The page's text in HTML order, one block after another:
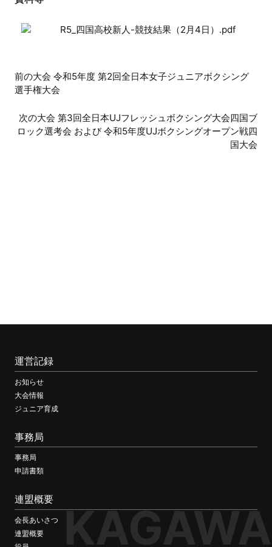
R5_四国高校新人-競技結果（2月4日）.pdf
前
後
の
前の大会 令和5年度 第2回全日本女子ジュニアボクシング
選手権大会
次の大会 第3回全日本UJフレッシュボクシング大会四国ブ
ロック選考会 および 令和5年度UJボクシングオープン戦四
国大会
KAGAWA
運営記録
お知らせ
大会情報
ジュニア育成
事務局
事務局
申請書類
連盟概要
会長あいさつ
連盟概要